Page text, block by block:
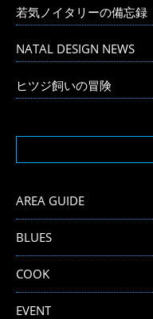
若気ノイタリーの備忘録
NATAL DESIGN NEWS
ヒツジ飼いの冒険
AREA GUIDE
BLUES
COOK
EVENT